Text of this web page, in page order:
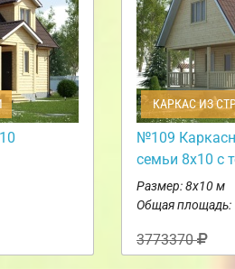
КАРКАС ИЗ
№109
семьи 8х10 с
Размер: 8х10 м
Общая площадь:
3773370